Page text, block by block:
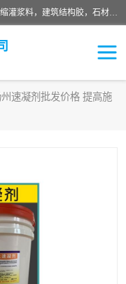
西安伊顿建材有限公司主营产品：CGM高强无收缩灌浆料，建筑结构胶，石材粘合剂，柔性防水材料，环氧修补砂浆等在各个行业得到了客户认可。
州速凝剂批发价格 提高施
路面修补材料
冷补料
剂